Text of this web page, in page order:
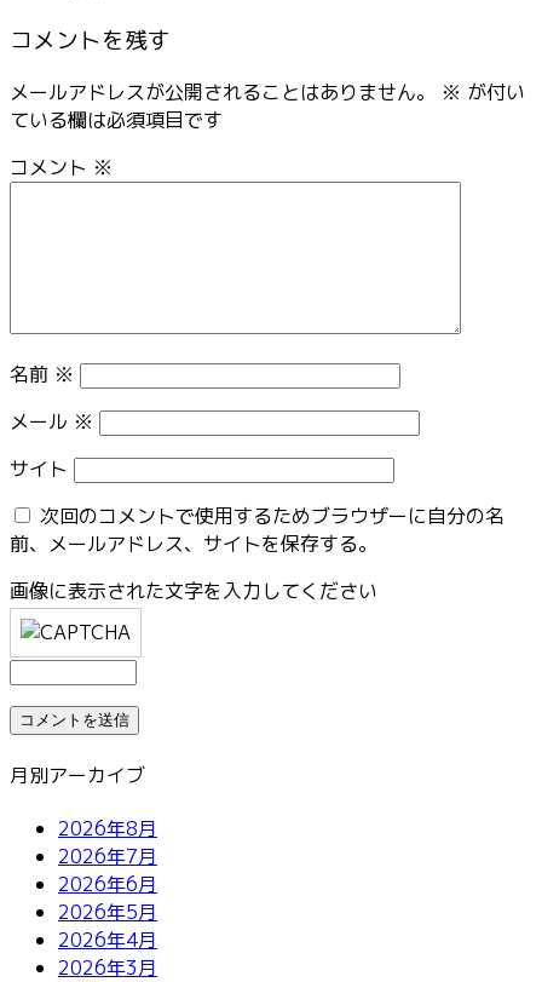
コメントを残す
メールアドレスが公開されることはありません。 ※ が付い
ている欄は必須項目です
コメント ※
名前 ※
メール ※
サイト
次回のコメントで使用するためブラウザーに自分の名
前、メールアドレス、サイトを保存する。
画像に表示された文字を入力してください
月別アーカイブ
2026年8月
2026年7月
2026年6月
2026年5月
2026年4月
2026年3月